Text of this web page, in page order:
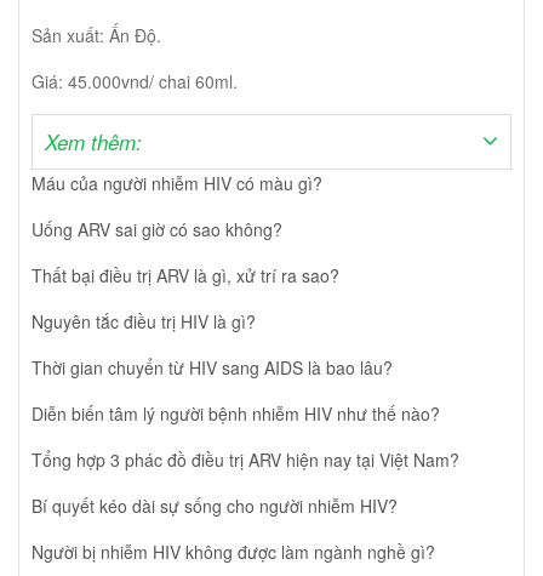
Sản xuất: Ấn Độ.
Giá: 45.000vnd/ chai 60ml.
Xem thêm:
Máu của người nhiễm HIV có màu gì?
Uống ARV sai giờ có sao không?
Thất bại điều trị ARV là gì, xử trí ra sao?
Nguyên tắc điều trị HIV là gì?
Thời gian chuyển từ HIV sang AIDS là bao lâu?
Diễn biến tâm lý người bệnh nhiễm HIV như thế nào?
Tổng hợp 3 phác đồ điều trị ARV hiện nay tại Việt Nam?
Bí quyết kéo dài sự sống cho người nhiễm HIV?
Người bị nhiễm HIV không được làm ngành nghề gì?